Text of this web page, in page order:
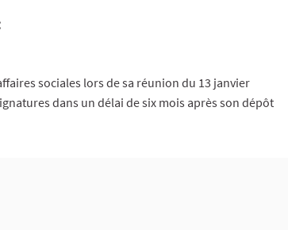
sociales lors de sa réunion du 13 janvier
dans un délai de six mois après son dépôt